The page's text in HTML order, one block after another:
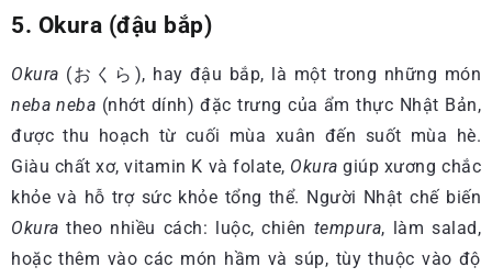
5. Okura (đậu bắp)
Okura (おくら), hay đậu bắp, là một trong những món
neba neba (nhớt dính) đặc trưng của ẩm thực Nhật Bản,
được thu hoạch từ cuối mùa xuân đến suốt mùa hè.
Giàu chất xơ, vitamin K và folate, Okura giúp xương chắc
khỏe và hỗ trợ sức khỏe tổng thể. Người Nhật chế biến
Okura theo nhiều cách: luộc, chiên tempura, làm salad,
hoặc thêm vào các món hầm và súp, tùy thuộc vào độ